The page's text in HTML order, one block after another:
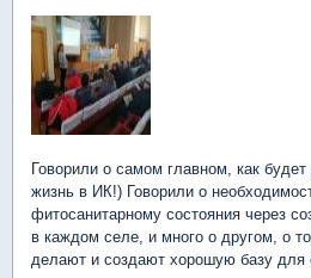
Говорили о самом главном, как
жизнь в ИК!) Говорили о
фитосанитарному состояния через
в каждом селе, и много о другом, о
делают и создают хорошую базу для